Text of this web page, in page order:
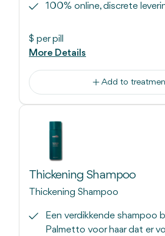
100% online, discrete
$ per pill
More Details
Add to
Thickening Shampoo
Thickening Shampoo
Een verdikkende shampoo
Palmetto voor haar dat er